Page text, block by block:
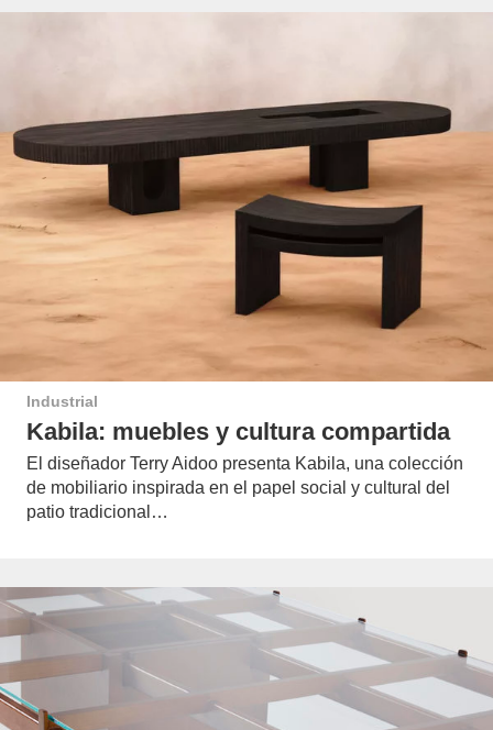
Industrial
Kabila: muebles y cultura compartida
El diseñador Terry Aidoo presenta Kabila, una colección
de mobiliario inspirada en el papel social y cultural del
patio tradicional…